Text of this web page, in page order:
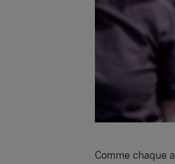
Comme chaque